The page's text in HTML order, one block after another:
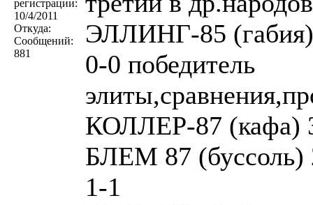
регистрации:
10/4/2011
Откуда:
Сообщений:
881
ЭЛЛИНГ-85 (габия)
0-0 победитель
КОЛЛЕР-87 (кафа)
БЛЕМ 87 (буссоль)
1-1